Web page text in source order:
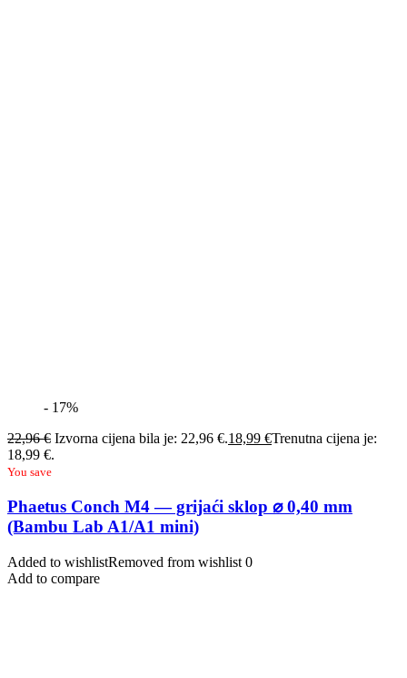
- 17%
22,96€ Izvorna cijena bila je: 22,96 €.18,99 €Trenutna cijena je:
18,99 €.
You save
Phaetus Conch M4 — grijaći sklop ⌀ 0,40 mm
(Bambu Lab A1/A1 mini)
Added to wishlistRemoved from wishlist 0
Add to compare